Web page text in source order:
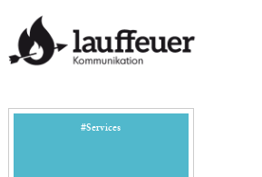
#Services